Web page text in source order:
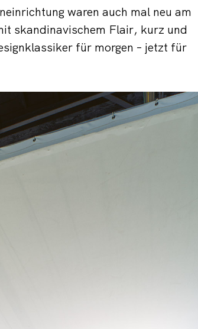
waren auch mal neu am
skandinavischem Flair, kurz und
für morgen – jetzt für